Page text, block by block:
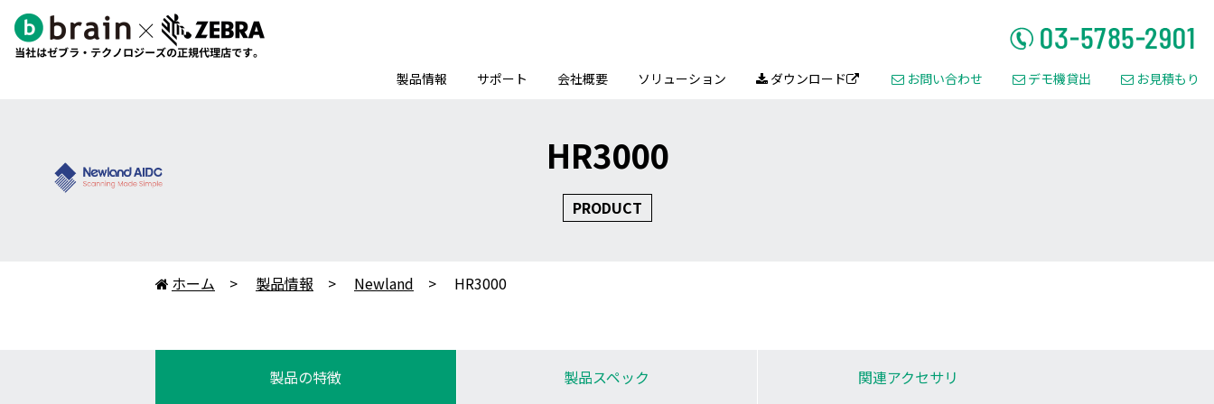
製品情報 サポート 会社概要 ソリューション  ダウンロード  お問い合わせ  デモ機貸出  お見積もり
HR3000
PRODUCT
 ホーム 製品情報 Newland HR3000
製品の特徴 製品スペック 関連アクセサリ